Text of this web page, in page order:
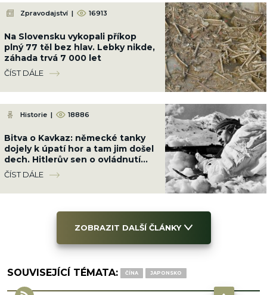
Zpravodajství | 16913
Na Slovensku vykopali příkop
plný 77 těl bez hlav. Lebky nikde,
záhada trvá 7 000 let
ČÍST DÁLE
Historie | 18886
Bitva o Kavkaz: německé tanky
dojely k úpatí hor a tam jim došel
dech. Hitlerův sen o ovládnutí
světa narazil na nezdolný odpor
ČÍST DÁLE
ZOBRAZIT DALŠÍ ČLÁNKY
SOUVISEJÍCÍ TÉMATA: ČÍNA JAPONSKO